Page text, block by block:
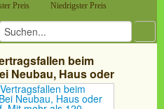
Preis Niedrigster Preis
beim
Neubau, Haus oder
Mit mehr als 120